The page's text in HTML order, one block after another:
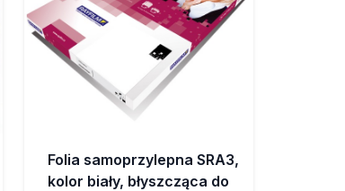
Folia samoprzylepna SRA3,
kolor biały, błyszcząca do